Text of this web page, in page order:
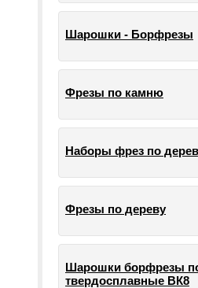
Шарошки - Борфрезы
Фрезы по камню
Наборы фрез по
Фрезы по дереву
Шарошки борфрезы
твердосплавные ВК8